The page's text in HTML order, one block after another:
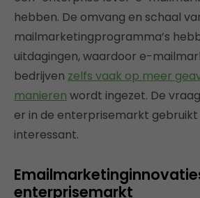
hebben. De omvang en schaal
mailmarketingprogramma’s
uitdagingen, waardoor e-
bedrijven zelfs vaak op meer
manieren wordt ingezet. De
er in de enterprisemarkt gebruikt
interessant.
enterprisemarkt